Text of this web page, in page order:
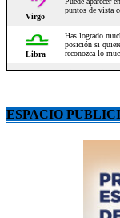
ESPACIO